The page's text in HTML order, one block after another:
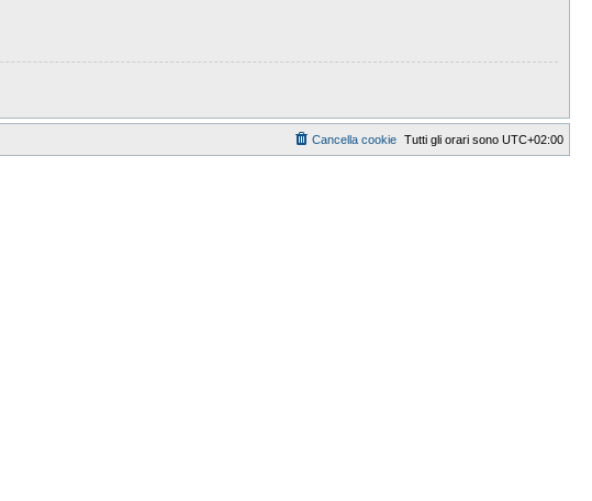
Tutti gli orari sono UTC+02:00
Cancella cookie